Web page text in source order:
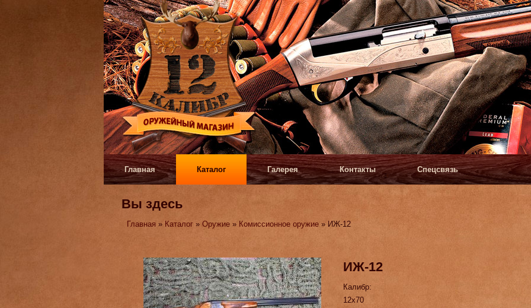
Главная Каталог Галерея Контакты Спецсвязь
Вы здесь
Главная » Каталог »Оружие » Комиссионное оружие » ИЖ-12
ИЖ-12
Калибр:
12х70